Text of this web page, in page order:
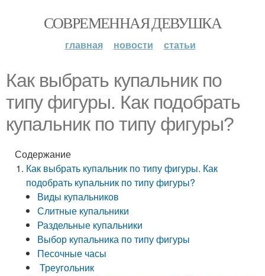
СОВРЕМЕННАЯ ДЕВУШКА
главная новости статьи
Как выбрать купальник по
типу фигуры. Как подобрать
купальник по типу фигуры?
Содержание
Как выбрать купальник по типу фигуры. Как
подобрать купальник по типу фигуры?
Виды купальников
Слитные купальники
Раздельные купальники
Выбор купальника по типу фигуры
Песочные часы
Треугольник